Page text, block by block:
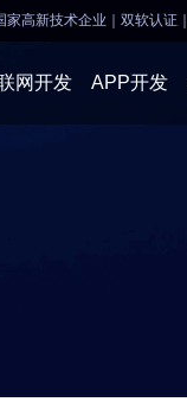
家高新技术企业｜双软认证
网开发 APP开发